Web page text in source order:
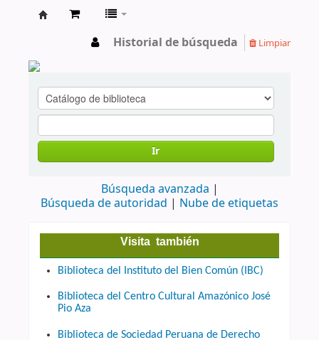
Historial de búsqueda Limpiar
Ir
Búsqueda avanzada
Búsqueda de autoridad
Nube de etiquetas
Visita también
Biblioteca del Instituto del Bien Común (IBC)
Biblioteca del Centro Cultural Amazónico José
Pio Aza
Biblioteca de Sociedad Peruana de Derecho